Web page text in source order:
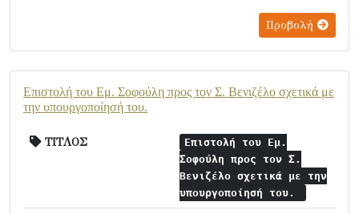
Προβολή
Επιστολή του Εμ. Σοφούλη προς τον Σ. Βενιζέλο σχετικά με
την υπουργοποίησή του.
ΤΙΤΛΟΣ
Επιστολή του Εμ.
Σοφούλη προς τον Σ.
Βενιζέλο σχετικά με την
υπουργοποίησή του.